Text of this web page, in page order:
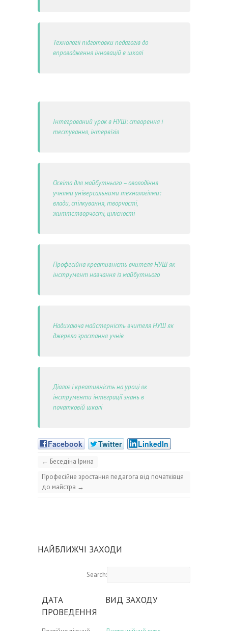
Технології підготовки педагогів до
впровадження інновацій в школі
Інтегрований урок в НУШ: створення і
тестування, інтервізія
Освіта для майбутнього – оволодіння
учнями універсальними технологіями:
влади, спілкування, творчості,
життєтворчості, цілісності
Професійна креативність вчителя НУШ як
інструмент навчання із майбутнього
Надихаюча майстерність вчителя НУШ як
джерело зростання учнів
Діалог і креативність на уроці як
інструменти інтеграції знань в
початковій школі
Facebook Twitter LinkedIn
← Беседіна Ірина
Професійне зростання педагога від початківця
до майстра →
НАЙБЛИЖЧІ ЗАХОДИ
Search:
ДАТА
ПРОВЕДЕННЯ
ВИД ЗАХОДУ